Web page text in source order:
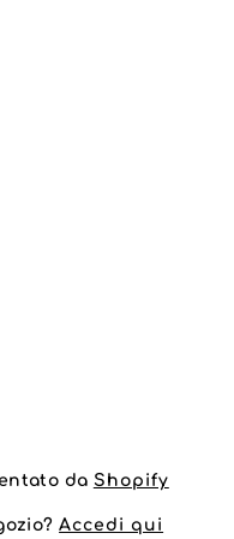
da Shopify
Accedi qui